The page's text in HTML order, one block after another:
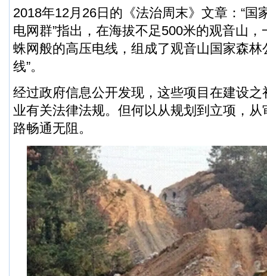
2018年12月26日的《法治周末》文章：“国
电网群”指出，在海拔不足500米的观音山
蛛网般的高压电线，组成了观音山国家森林
线”。
经过政府信息公开发现，这些项目在建设
业有关法律法规。但何以从规划到立项，
路畅通无阻。